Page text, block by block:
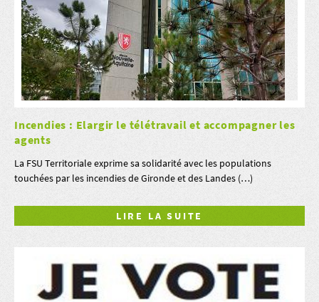
Incendies : Elargir le télétravail et accompagner les
agents
La FSU Territoriale exprime sa solidarité avec les populations
touchées par les incendies de Gironde et des Landes (…)
LIRE LA SUITE